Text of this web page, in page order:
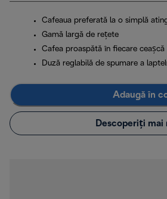
Cafeaua preferată la o simplă
Gamă largă de rețete
Cafea proaspătă în fiecare ceașcă
Duză reglabilă de spumare a
Adaugă în
Descoperiți mai